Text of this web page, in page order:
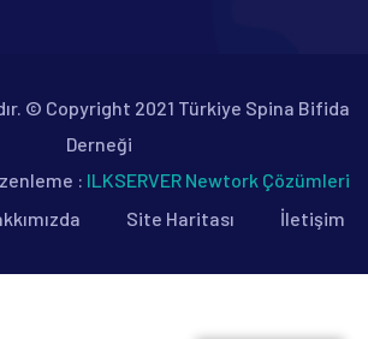
© Copyright 2021 Türkiye Spina Bifida
Derneği
: ILKSERVER Newtork Çözümleri
Site Haritası İletişim